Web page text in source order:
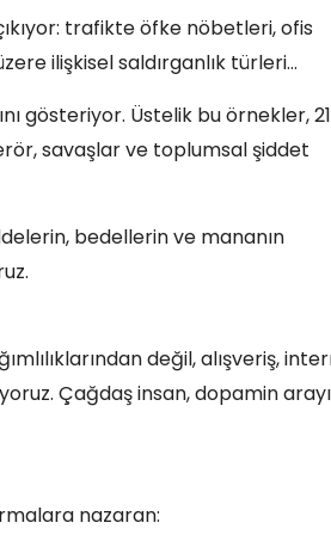
trafikte öfke nöbetleri, ofis
ilişkisel saldırganlık türleri…
gösteriyor. Üstelik bu örnekler,
savaşlar ve toplumsal şiddet
bedellerin ve mananın
değil, alışveriş,
Çağdaş insan, dopamin
nazaran: